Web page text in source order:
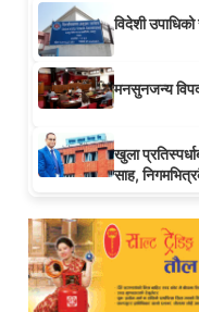
विदेशी
मनसुनजन्य विपद्
खुला
साह,